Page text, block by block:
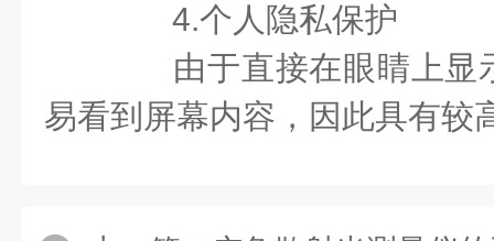
4.个人隐私保护
由于直接在眼睛上显
易看到屏幕内容，因此具有较